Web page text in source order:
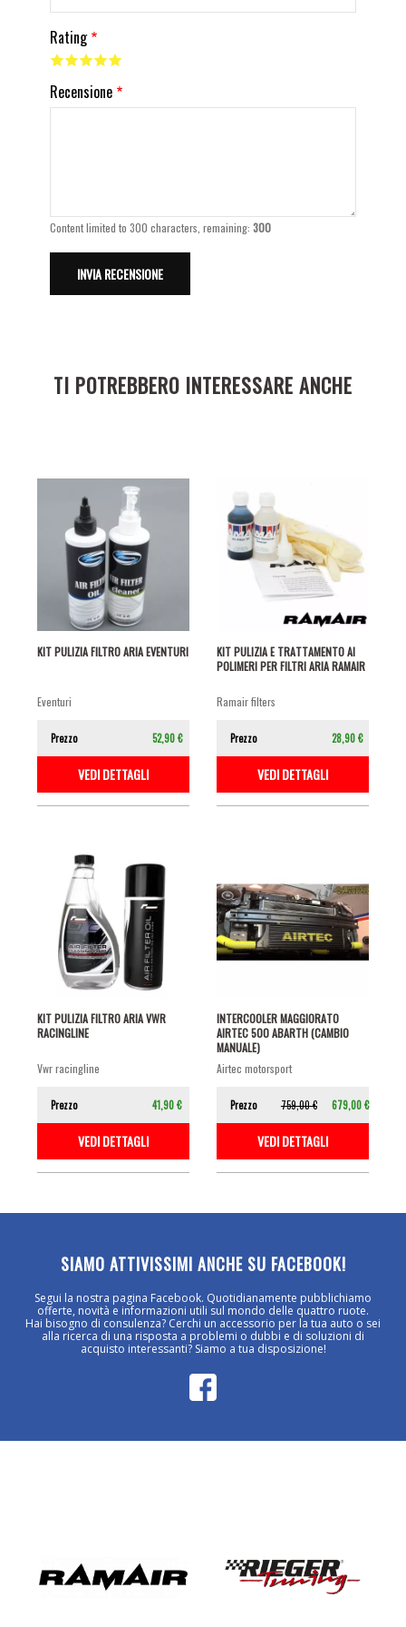
Rating
Recensione
Content limited to 300 characters, remaining:300
TI POTREBBERO INTERESSARE ANCHE
KIT PULIZIA FILTRO ARIA EVENTURI
eventuri
Prezzo 52,90 €
VEDI DETTAGLI
KIT PULIZIA E TRATTAMENTO AI
POLIMERI PER FILTRI ARIA RAMAIR
ramair filters
Prezzo 28,90 €
VEDI DETTAGLI
KIT PULIZIA FILTRO ARIA VWR
RACINGLINE
vwr racingline
Prezzo 41,90 €
VEDI DETTAGLI
INTERCOOLER MAGGIORATO
AIRTEC 500 ABARTH (CAMBIO
MANUALE)
airtec motorsport
Prezzo 759,00 € 679,00 €
VEDI DETTAGLI
SIAMO ATTIVISSIMI ANCHE SU FACEBOOK!
Segui la nostra pagina Facebook. Quotidianamente pubblichiamo
offerte, novità e informazioni utili sul mondo delle quattro ruote.
Hai bisogno di consulenza? Cerchi un accessorio per la tua auto o sei
alla ricerca di una risposta a problemi o dubbi e di soluzioni di
acquisto interessanti? Siamo a tua disposizione!